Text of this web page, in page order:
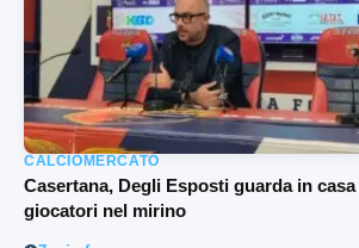
CALCIOMERCATO
Casertana, Degli Esposti guarda in
giocatori nel mirino